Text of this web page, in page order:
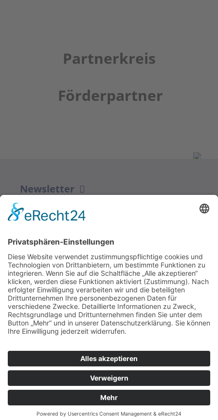
Partnerkreis
Förderpartner
Newsletter
ZUR ANMELDUNG
Redaktion bbkult.net
Centrum Bavaria Bohemia (CeBB)
Dr. Veronika Hofinger
Freyung 1, 92539 Schönsee
Tel.:+49 (0)9674 / 92 48 78
veronika.hofinger@cebb.de
bbkult.net
Datenschutzerklärung